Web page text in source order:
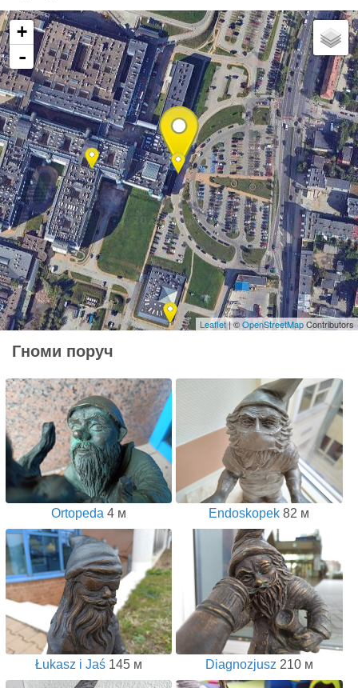
+
-
Leaflet| ©OpenStreetMapContributors
Гноми поруч
Ortopeda 4 м Endoskopek 82 м
Łukasz i Jaś 145 м Diagnozjusz 210 м